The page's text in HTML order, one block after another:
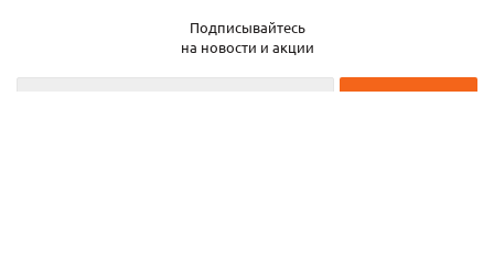
Подписывайтесь
на новости и акции